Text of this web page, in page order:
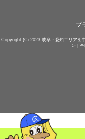
プ
Copyright (C) 2023 岐阜・愛知エリアを
ン | 全